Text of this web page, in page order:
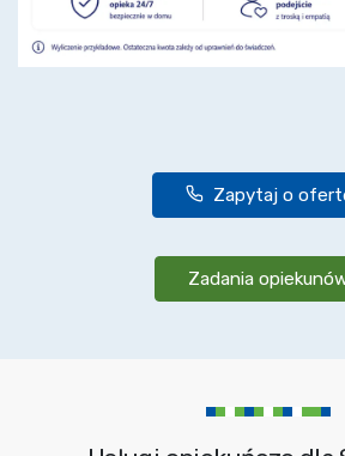
Zapytaj o
Zadania